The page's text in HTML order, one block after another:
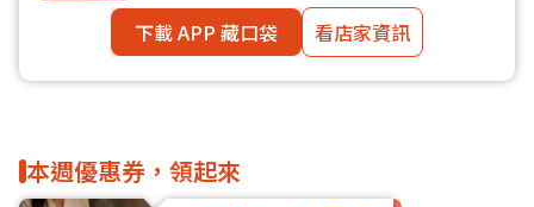
下載 APP 藏口袋 看店家資訊
本週優惠券，領起來